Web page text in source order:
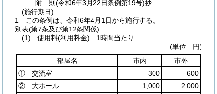
附 則(令和6年3月22日条例第19号)抄
(施行期日)
1
この条例は、令和6年4月1日から施行する。
別表(第7条及び第12条関係)
(1) 使用料(利用料金) 1時間当たり
(単位 円)
部屋名
市内
市外
① 交流室
300
600
② 大ホール
1,000 2,000